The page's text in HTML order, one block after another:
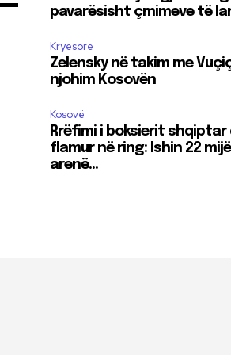
pavarësisht çmimeve të
Kryesore
Zelensky në takim me
njohim Kosovën
Kosovë
Rrëfimi i boksierit shqiptar
flamur në ring: Ishin 22
arenë…